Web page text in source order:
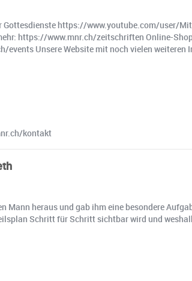
Gottesdienste https://www.youtube.com/user/
https://www.mnr.ch/zeitschriften Online-
Unsere Website mit noch vielen weiteren
kontakt
heraus und gab ihm eine besondere
Schritt für Schritt sichtbar wird und